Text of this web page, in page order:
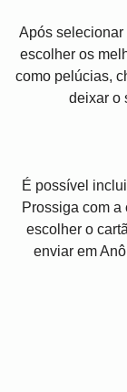
Após
escolher os
como pelúcias,
deixar o
É possível
Prossiga com
escolher o
enviar em